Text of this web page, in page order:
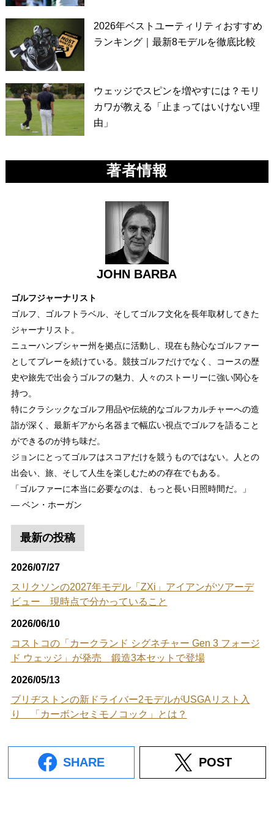
2026年ベストユーティリティおすすめ
ランキング｜最新8モデルを徹底比較
ウェッジでスピンを増やすには？モリ
カワが教える「止まってはいけない理
由」
著者情報
JOHN BARBA
ゴルフジャーナリスト
ゴルフ、ゴルフトラベル、そしてゴルフ文化を長年取材してきた
ジャーナリスト。
ニューハンプシャー州を拠点に活動し、現在も熱心なゴルファー
としてプレーを続けている。競技ゴルフだけでなく、コースの歴
史や旅先で出会うゴルフの魅力、人々のストーリーに強い関心を
持つ。
特にクラシックなゴルフ用品や伝統的なゴルフカルチャーへの造
詣が深く、最新ギアから名器まで幅広い視点でゴルフを語ること
ができるのが持ち味だ。
ジョンにとってゴルフはスコアだけを競うものではない。人との
出会い、旅、そして人生を楽しむための存在でもある。
「ゴルファーに本当に必要なのは、もっと長い日照時間だ。」
― ベン・ホーガン
最新の投稿
2026/07/27
スリクソンの2027年モデル「ZXi」アイアンがツアーデ
ビュー 現時点で分かっていること
2026/06/10
コストコの「カークランド シグネチャー Gen 3 フォージ
ド ウェッジ」が発売 鍛造3本セットで登場
2026/05/13
ブリヂストンの新ドライバー2モデルがUSGAリスト入
り 「カーボンセミモノコック」とは？
SHARE POST